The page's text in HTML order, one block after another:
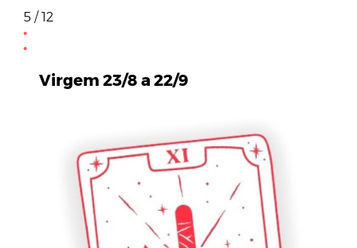
5 / 12
Virgem 23/8 a 22/9